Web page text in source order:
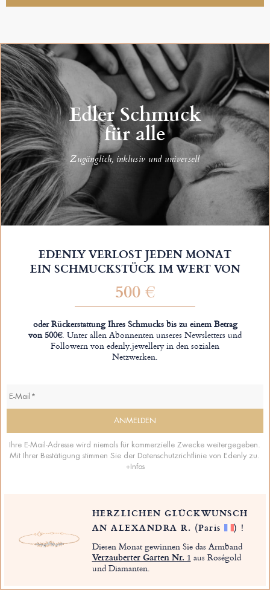
Edler Schmuck
für alle
Zugänglich, inklusiv und universell
EDENLY VERLOST JEDEN MONAT
EIN SCHMUCKSTÜCK IM WERT VON
500 €
oder Rückerstattung Ihres Schmucks bis zu einem Betrag
von 500€. Unter allen Abonnenten unseres Newsletters und
Followern von edenly.jewellery in den sozialen
Netzwerken.
Ihre E-Mail-Adresse wird niemals für kommerzielle Zwecke weitergegeben.
Mit Ihrer Bestätigung stimmen Sie der Datenschutzrichtlinie von Edenly zu.
+Infos
HERZLICHEN GLÜCKWUNSCH
AN ALEXANDRA R. (Paris ) !
Diesen Monat gewinnen Sie das Armband
Verzauberter Garten Nr. 1 aus Roségold
und Diamanten.